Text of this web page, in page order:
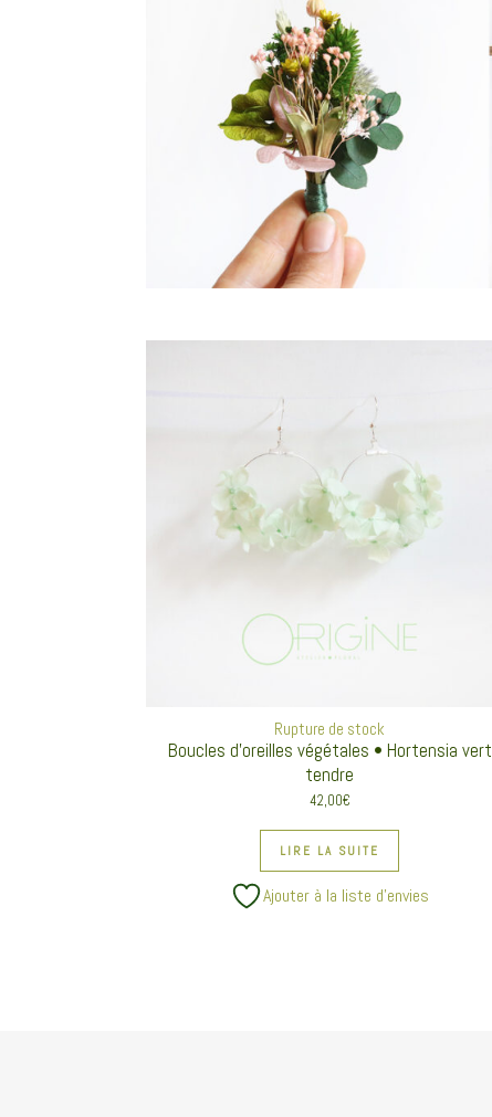
Rupture de stock
Boucles d’oreilles végétales • Hortensia vert
tendre
42,00€
LIRE LA SUITE
Ajouter à la liste d’envies